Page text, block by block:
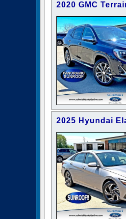
2020 GMC
2025 Hyundai